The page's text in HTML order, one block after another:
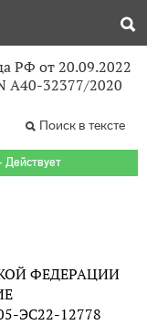
РФ от 20.09.2022
А40-32377/2020
Поиск в тексте
Действует
ФЕДЕРАЦИИ
ЭС22-12778